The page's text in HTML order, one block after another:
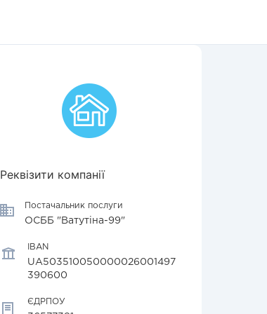
Реквізити компанії
Постачальник послуги
ОСББ "Ватутіна-99"
IBAN
UA503510050000026001497
390600
ЄДРПОУ